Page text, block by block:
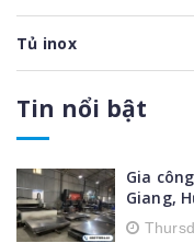
Tủ inox
Xe đẩy inox
Tủ để đồ bằng inox
Tin nổi bật
Gia
Giang,